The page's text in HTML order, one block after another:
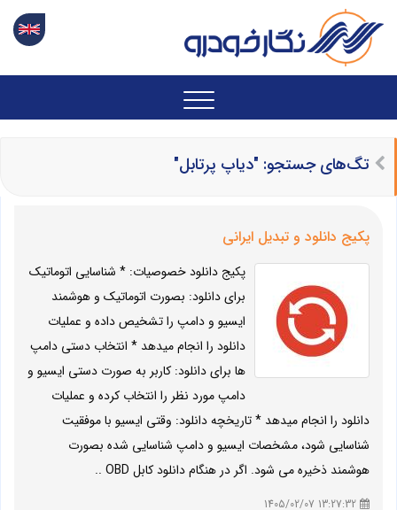
تگ‌های جستجو: "دیاپ پرتابل"
پکیج دانلود و تبدیل ایرانی
پکیج دانلود خصوصیات: * شناسایی اتوماتیک
برای دانلود: بصورت اتوماتیک و هوشمند
ایسیو و دامپ را تشخیص داده و عملیات
دانلود را انجام میدهد * انتخاب دستی دامپ
ها برای دانلود: کاربر به صورت دستی ایسیو و
دامپ مورد نظر را انتخاب کرده و عملیات
دانلود را انجام میدهد * تاریخچه دانلود: وقتی ایسیو با موفقیت
شناسایی شود، مشخصات ایسیو و دامپ شناسایی شده بصورت
هوشمند ذخیره می شود. اگر در هنگام دانلود کابل OBD ..